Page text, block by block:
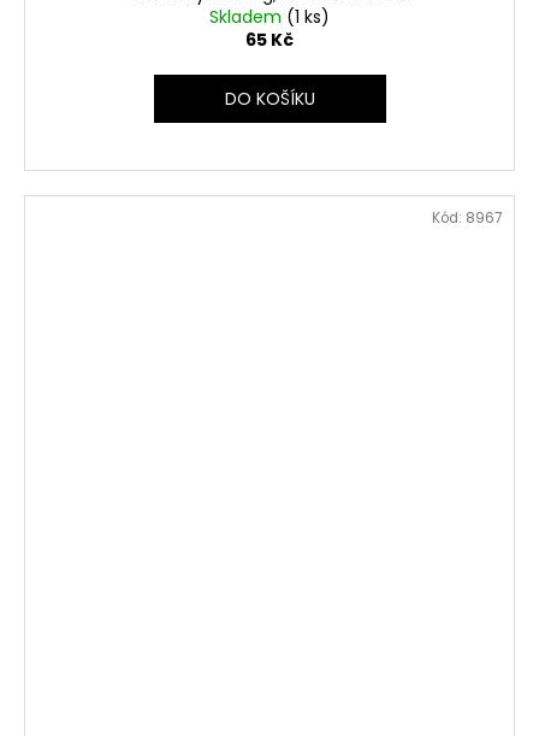
Skladem (1 ks)
65 Kč
DO KOŠÍKU
Kód: 8967